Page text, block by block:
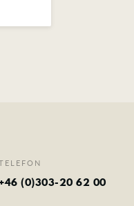
(0)303-20 62 00